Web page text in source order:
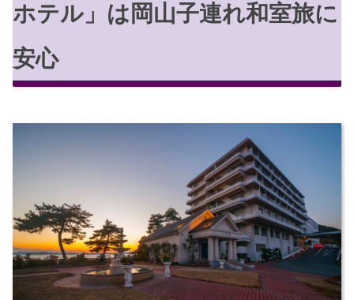
ホテル」は岡山子連れ和室旅に
安心